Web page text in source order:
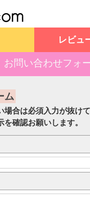
レビュ
お問い合わせフォ
もりフォーム
ム
合は必須入力が抜け
確認お願いします。